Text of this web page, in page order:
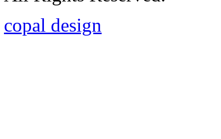
copal design